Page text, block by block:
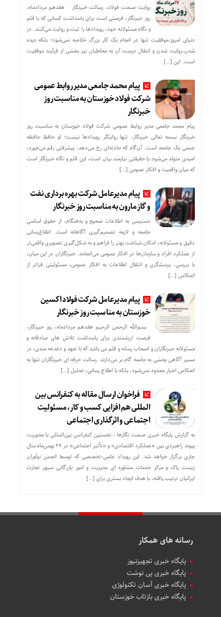
روایت صنعت فولاد،‌ رسالت خبرنگار هفدهم مردادماه،
روز خبرنگار، فرصتی است برای پاسداشت کسانی که با قلم
و نگاه مسئولانه خود، رویدادها را ثبت و روایت می‌کنند. در
دنیای امروز،موفقیت تنها در انجام یک کار بزرگ خلاصه نمی‌شود؛ بلکه دیده
شدن،روایت شدن و انتقال درست آن به مخاطبان نیز بخشی از فرآیند موفقیت
است. این […]
پیام محمد جامعی مدیر روابط عمومی
شرکت فولاد خوزستان به مناسبت روز
خبرنگار
پیام محمد جامعی مدیر روابط عمومی شرکت فولاد خوزستان به مناسبت روز
خبرنگار بسمه تعالی خبرنگار، تنها روایتگر رویدادها نیست؛ او حافظ حافظه
جمعی یک جامعه است. آن‌گاه که حادثه‌ای رخ می‌دهد، پیشرفتی رقم می‌خورد،
امیدی متولد می‌شود یا حقیقتی نیازمند بیان است، این قلم و نگاه خبرنگار است
که میان واقعیت و افکار عمومی […]
پیام مدیرعامل شرکت بهره برداری نفت
و گاز مارون به مناسبت روز خبرنگار
دسترسی به اطلاعات صحیح و به‌هنگام، از حقوق اساسی
جامعه و لازمه تصمیم‌گیری آگاهانه است. اطلاع‌رسانی
دقیق و مسئولانه، امکان شناخت بهتر را فراهم و به شکل‌گیری تصویری واقعی‌تر
از عملکرد افراد و سازمان‌ها در افکار عمومی می‌انجامد. خبرنگاران در این میان،
با بررسی، پرسشگری و انتقال اطلاعات به افکار عمومی، مسئولیتی فراتر از
انعکاس […]
پیام مدیرعامل شرکت فولاد اکسین
خوزستان به مناسبت روز خبرنگار
بسم‌الله الرحمن الرحیم هفدهم مردادماه، روز خبرنگار،
فرصت ارزشمندی برای پاسداشت تلاش‌ های صادقانه و
مسئولانه خبرنگاران و اصحاب رسانه و قلم می باشد که با تعهد و دغدغه‌ مندی، در
مسیر آگاهی‌ بخشی به جامعه گام بر می‌دارند. رسالت حرفه‌ ای خبرنگاران تنها به
انعکاس اخبار محدود نمی‌شود، بلکه با اطلاع رسانی، تحلیل […]
فراخوان ارسال مقاله به کنفرانس بین
المللی هم افزایی کسب و کار، مسئولیت
اجتماعی و اثرگذاری اجتماعی
به گزارش پایگاه خبری صنعت نگارها ، نخستین کنفرانس بین‌المللی با محوریت
پیوند راهبردی بین «عملکرد اقتصادی» و «تأثیر اجتماعی» در ۲۹ بهمن‌ماه سال
جاری برگزار خواهد شد. این رویداد علمی-تخصصی که توسط انجمن نوآوران
زیست پاک و مرکز خدمات مشاوره ای مدیریت و امور بازرگانی سپهر تجارت
ایرانیان ترتیب یافته، با هدف ایجاد بستری برای […]
رسانه های همکار
پایگاه خبری تجهیزنیوز
پایگاه خبری پی نوشت
پایگاه خبری آسان تکنولوژی
پایگاه خبری بازتاب خوزستان